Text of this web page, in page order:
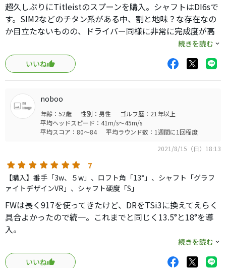
超久しぶりにTitleistのスプーンを購入。シャフトはDI6sで
す。SIM2などのチタン系がある中、割と地味？な存在なの
か目立たないものの、ドライバー同様に非常に完成度が高
いヘッドです。当方、カチャカチャでロフトを0.75寝かせ
たD4ポジションにして使ってますが、飛距離、球の高さ、
顔、全てにおいて満足です。また打感は最高の部類かと。
音も小さめでグシャっとボールを潰す様なイメージが出る
音。操作性が高いとは思いますが、そこまで曲がる感じは
ないです。むしろ、直進性の高さはドライバーと同じ感覚
です。DIはやはり個人的に撓る量が多いので近々リシャフ
トします。ソールにあるウエイト調整はまだしてません
も。顔もオーソドックスで、そこまで小ささは感じませ
ん。芝から打ちにくい程、大きくもなく、ティーアップで
緊張するほど小さくもない絶妙な大きさ。コスパも良い。1
つ不安な点が、ソールのウエイト調整の蓋の部分が強化プ
ラスチックの様な素材で、芝から多用すると削れていく様
な気がする点。リーディングエッジからは少し凹んでいる
のでガッツリ当たる事は無さそうですが、何となく不安。
打感良し、弾道良し、顔良しの満点花まるなウッドでおす
すめです。特に難しくありません！個人的にはTSi2の方が
難しいと感じました。
続きを読む
いいね
noboo
年齢：52歳 性別：男性
ゴルフ歴：21年以上
平均ヘッドスピード：41m/s～45m/s
平均スコア：80～84
平均ラウンド数：1週間に1回程度
2021/8/15（日）18:13
7
【購入】番手「3w、５w」、ロフト角「13°」、シャフト「グラフ
ァイトデザインVR」、シャフト硬度「S」
FWは長く917を使ってきたけど、DRをTSi3に換えてえらく
具合よかったので統一。これまでと同じく13.5°と18°を導
入。
打感も打音も917よりさらに柔らかくなっており、シャフト
をグラファイトVRに換えて距離も伸びた。
続きを読む
いいね